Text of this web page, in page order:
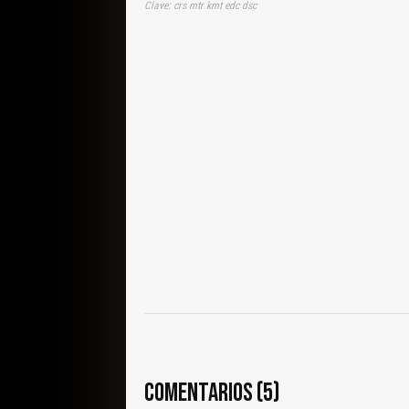
Clave: crs mtr kmt edc dsc
COMENTARIOS (5)